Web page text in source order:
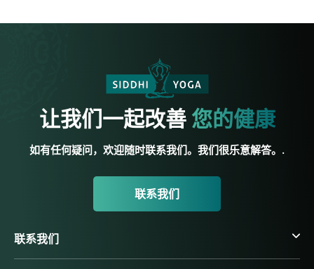
让我们一起改善 您的健康
如有任何疑问，欢迎随时联系我们。我们很乐意解答。.
联系我们
联系我们